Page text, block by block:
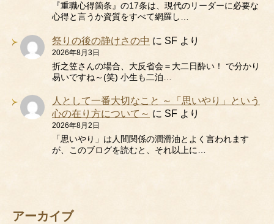
『重職心得箇条』の17条は、現代のリーダーに必要な
心得と言うか資質をすべて網羅し…
祭りの後の静けさの中 に SF より
2026年8月3日
折之笠さんの場合、大反省会＝大二日酔い！ で分かり
易いですね～(笑) 小生も二泊…
人として一番大切なこと ～「思いやり」という
心の在り方について～ に SF より
2026年8月2日
「思いやり」は人間関係の潤滑油とよく言われます
が、このブログを読むと、それ以上に…
アーカイブ